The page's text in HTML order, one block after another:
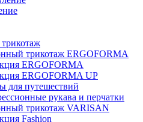
трикотаж ERGOFORMA
ERGOFORMA
ERGOFORMA UP
для путешествий
рукава и перчатки
трикотаж VARISAN
Fashion